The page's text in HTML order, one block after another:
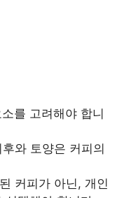
를 고려해야 합니
와 토양은 커피의
커피가 아닌, 개인